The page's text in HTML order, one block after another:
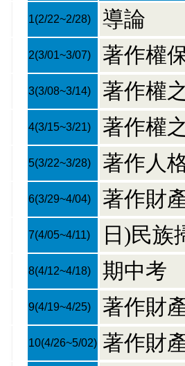
1(2/22~2/28) 導論
2(3/01~3/07) 著作權
3(3/08~3/14) 著作權
4(3/15~3/21) 著作權
5(3/22~3/28) 著作人
6(3/29~4/04) 著作財
7(4/05~4/11) 日)民族
8(4/12~4/18) 期中考
9(4/19~4/25) 著作財
10(4/26~5/02) 著作財